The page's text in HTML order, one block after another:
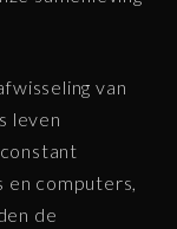
van
leven
computers,
de